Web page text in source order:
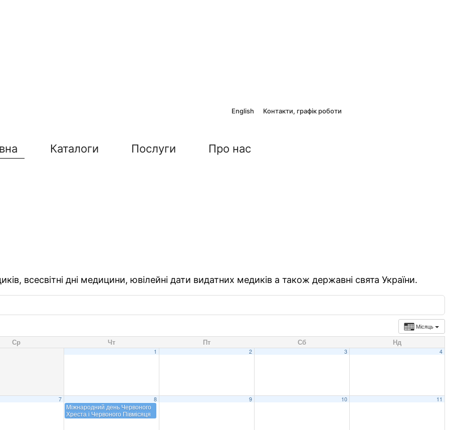
English Контакти, графік роботи
Каталоги Послуги Про нас
всесвітні дні медицини, ювілейні дати видатних медиків а також державні свята України.
Місяць
Ср Чт Пт Сб Нд
1 2 3 4
7 8
Міжнародний день Червоного
Хреста і Червоного Півмісяця
9 10 11